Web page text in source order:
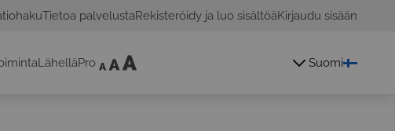
Tietoa palvelustaRekisteröidy ja luo sisältöäKirjaudu sisään
LähelläPro Suomi